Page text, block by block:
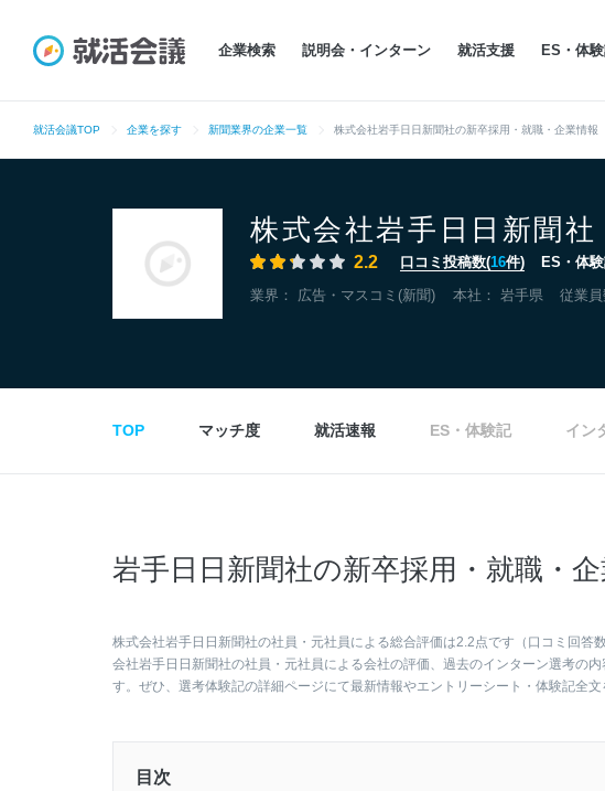
企業検索 説明会・インターン 就活支援 ES・体
就活会議TOP 企業を探す 新聞業界の企業一覧 株式会社岩手日日新聞社の新卒採用・就職・企業情報
株式会社岩手日日新聞社
2.2 口コミ投稿数(16件) ES・体
業界： 広告・マスコミ(新聞) 本社： 岩手県 従業
TOP マッチ度 就活速報 ES・体験記 イン
岩手日日新聞社の新卒採用・就職・
株式会社岩手日日新聞社の社員・元社員による総合評価は2.2点です（口コミ回
会社岩手日日新聞社の社員・元社員による会社の評価、過去のインターン選考の
す。ぜひ、選考体験記の詳細ページにて最新情報やエントリーシート・体験記全文
目次